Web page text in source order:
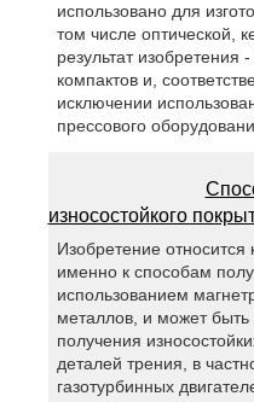
использовано для
том числе оптической,
результат изобретения
компактов и,
исключении
прессового
износостойкого
Изобретение относится
именно к способам
использованием
металлов, и может быть
получения
деталей трения, в
газотурбинных